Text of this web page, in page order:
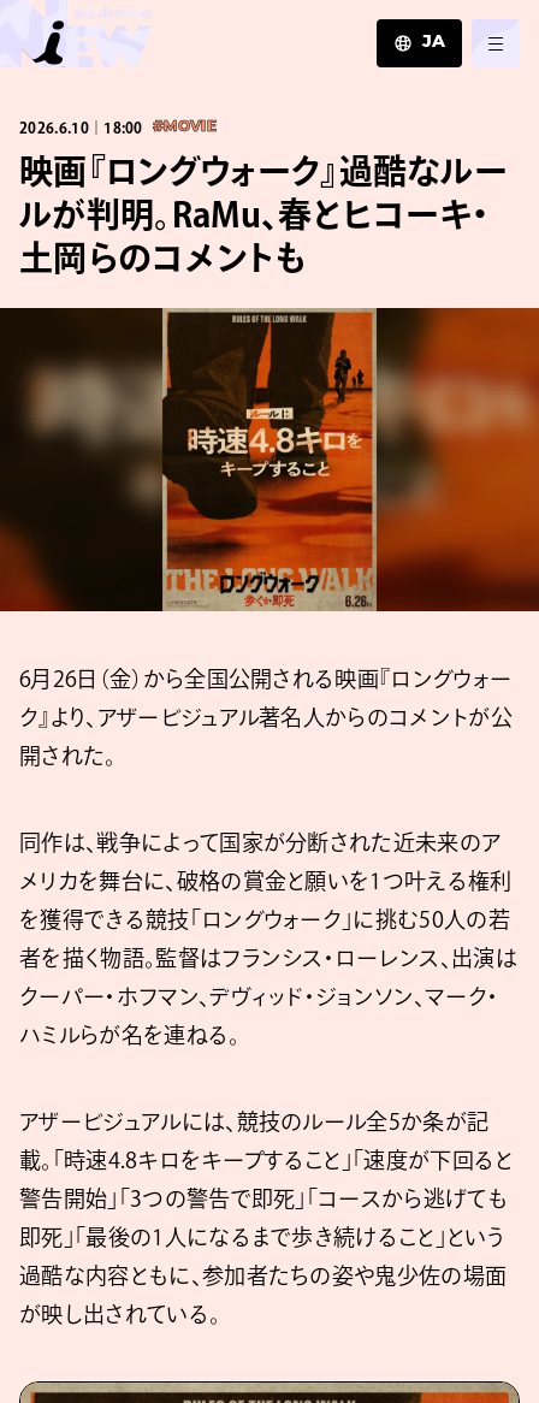
JA
ZH
2026.6.10｜18:00 #MOVIE
映画『ロングウォーク』過酷なルー
ルが判明。RaMu、春とヒコーキ・
土岡らのコメントも
6月26日（金）から全国公開される映画『ロングウォー
ク』より、アザービジュアル著名人からのコメントが公
開された。
同作は、戦争によって国家が分断された近未来のア
メリカを舞台に、破格の賞金と願いを1つ叶える権利
を獲得できる競技「ロングウォーク」に挑む50人の若
者を描く物語。監督はフランシス・ローレンス、出演は
クーパー・ホフマン、デヴィッド・ジョンソン、マーク・
ハミルらが名を連ねる。
アザービジュアルには、競技のルール全5か条が記
載。「時速4.8キロをキープすること」「速度が下回ると
警告開始」「3つの警告で即死」「コースから逃げても
即死」「最後の1人になるまで歩き続けること」という
過酷な内容ともに、参加者たちの姿や鬼少佐の場面
が映し出されている。